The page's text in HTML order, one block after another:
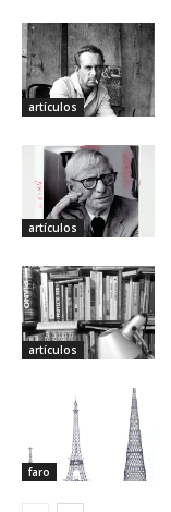
artículos
artículos
artículos
faro